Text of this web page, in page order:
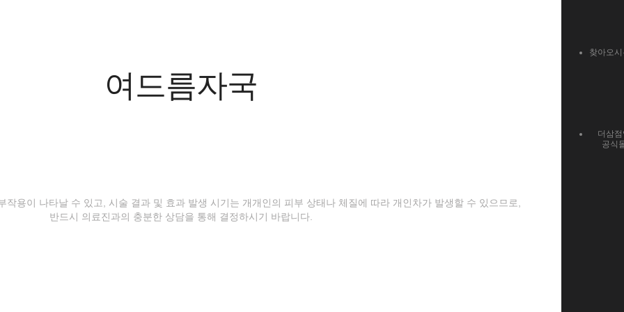
찾아오
더삼
공식
여드름자국
작용이 나타날 수 있고, 시술 결과 및 효과 발생 시기는 개개인의 피부 상태나 체질에 따라 개인차가 발생할 수 있으므로,
반드시 의료진과의 충분한 상담을 통해 결정하시기 바랍니다.